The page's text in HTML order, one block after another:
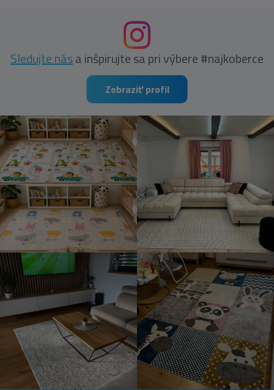
Sledujte nása inšpirujte sa pri výbere #najkoberce
Zobraziť profil